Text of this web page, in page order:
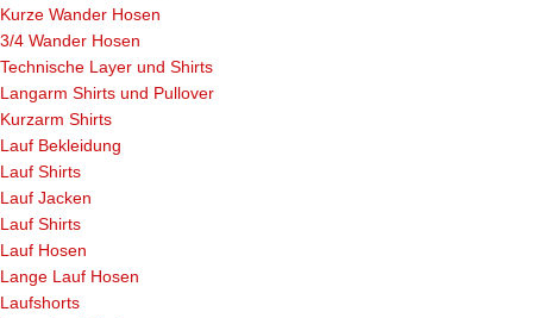
Kurze Wander Hosen
3/4 Wander Hosen
Technische Layer und Shirts
Langarm Shirts und Pullover
Kurzarm Shirts
Lauf Bekleidung
Lauf Shirts
Lauf Jacken
Lauf Shirts
Lauf Hosen
Lange Lauf Hosen
Laufshorts